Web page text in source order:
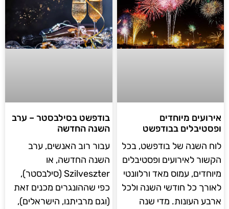
אירועים מיוחדים
ופסטיבלים בבודפשט
לוח השנה של בודפשט, בכל
הקשור לאירועים ופסטיבלים
מיוחדים, עמוס מאד ורלוונטי
לאורך כל חודשי השנה ולכל
ארבע העונות. מדי שנה
בודפשט בסילבסטר – ערב
השנה החדשה
עבור רוב האנשים, ערב
השנה החדשה, או
Szilveszter (סילבסטר),
כפי שההונגרים מכנים זאת
(וגם מרביתנו, הישראלים),